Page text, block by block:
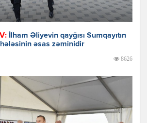
İlham Əliyevin qayğısı Sumqayıtın
əsas zəminidir
8626